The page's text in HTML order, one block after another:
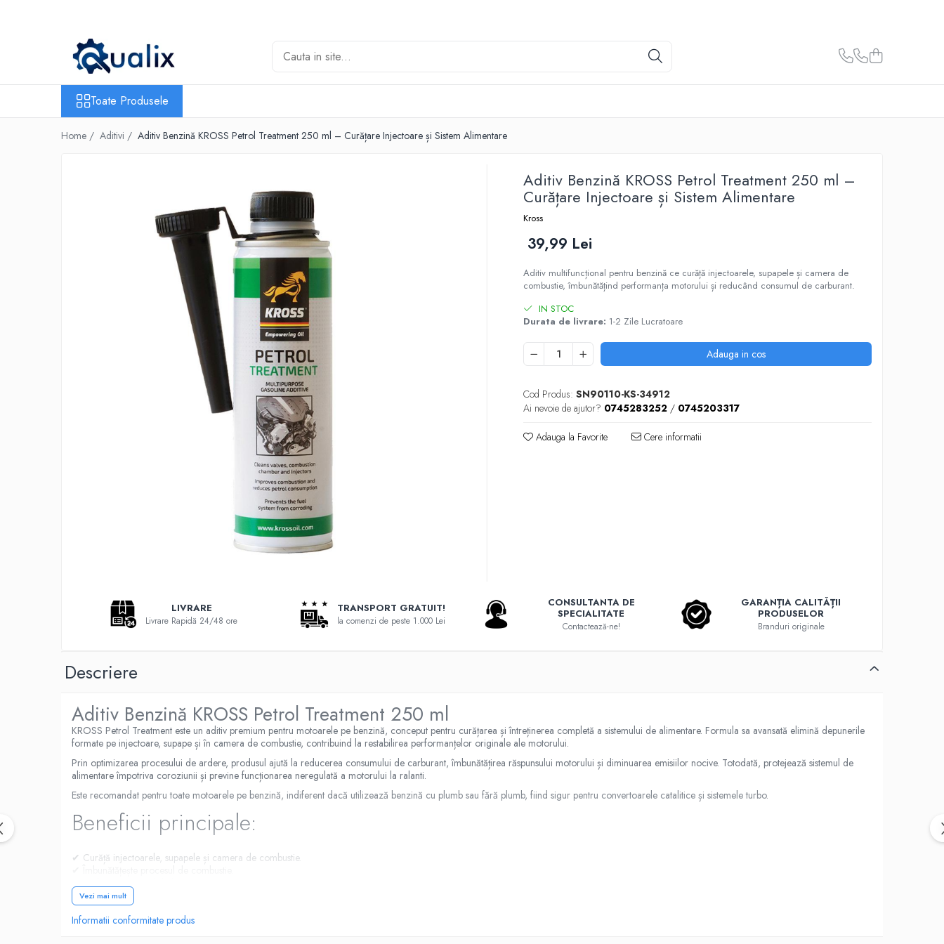
Toate Produsele
Antigel
Solutii Parbriz
Etansanti Auto
Solutii curatare componente mecanice
Spray frane/ambreiaj
Vaseline si Unsori Auto
Cosmetica Auto
Bureti,Lavete,Accesorii
Intretinere interior
Odorizante Auto
Kituri siguranta
Toate Produsele
Home / Aditivi / Aditiv Benzină KROSS Petrol Treatment 250 ml – Curățare Injectoare și Sistem Alimentare
Aditiv Benzină KROSS Petrol Treatment 250 ml –
Curățare Injectoare și Sistem Alimentare
Kross
39,99 Lei
Aditiv multifuncțional pentru benzină ce curăță injectoarele, supapele și camera de
combustie, îmbunătățind performanța motorului și reducând consumul de carburant.
IN STOC
Durata de livrare: 1-2 Zile Lucratoare
Adauga in cos
Cod Produs: SN90110-KS-34912
Ai nevoie de ajutor? 0745283252 / 0745203317
Adauga la Favorite Cere informatii
LIVRARE
Livrare Rapidă 24/48 ore
TRANSPORT GRATUIT!
la comenzi de peste 1.000 Lei
CONSULTANTA DE
SPECIALITATE
Contactează-ne!
GARANȚIA CALITĂȚII
PRODUSELOR
Branduri originale
Descriere
Aditiv Benzină KROSS Petrol Treatment 250 ml
KROSS Petrol Treatment este un aditiv premium pentru motoarele pe benzină, conceput pentru curățarea și întreținerea completă a sistemului de alimentare. Formula sa avansată elimină depunerile
formate pe injectoare, supape și în camera de combustie, contribuind la restabilirea performanțelor originale ale motorului.
Prin optimizarea procesului de ardere, produsul ajută la reducerea consumului de carburant, îmbunătățirea răspunsului motorului și diminuarea emisiilor nocive. Totodată, protejează sistemul de
alimentare împotriva coroziunii și previne funcționarea neregulată a motorului la ralanti.
Este recomandat pentru toate motoarele pe benzină, indiferent dacă utilizează benzină cu plumb sau fără plumb, fiind sigur pentru convertoarele catalitice și sistemele turbo.
Beneficii principale:
✔ Curăță injectoarele, supapele și camera de combustie.
✔ Reduce consumul de benzină.
✔ Restabilește puterea și performanțele motorului.
✔ Elimină funcționarea neregulată la ralanti.
✔ Protejează sistemul de alimentare împotriva coroziunii.
Vezi mai mult
Informatii conformitate produs